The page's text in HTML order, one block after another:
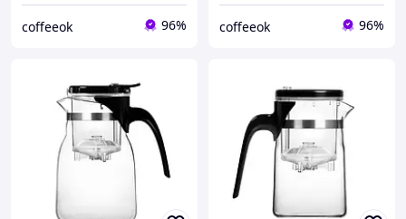
coffeeok 96% coffeeok 96%